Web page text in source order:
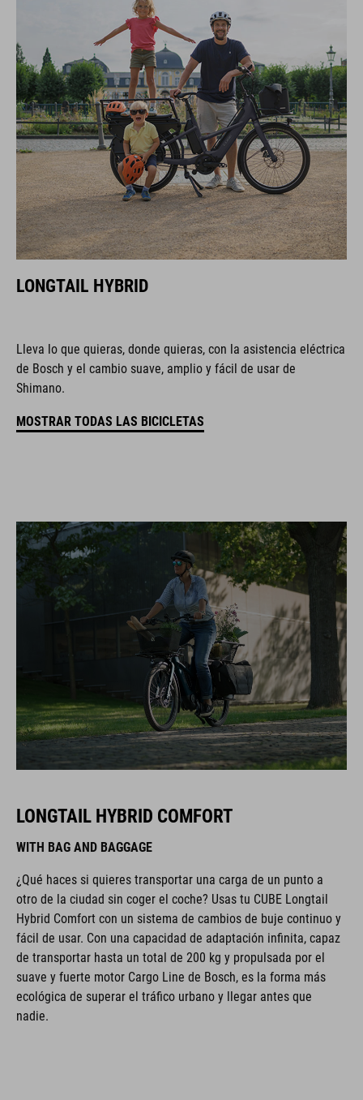
LONGTAIL HYBRID
Lleva lo que quieras, donde quieras, con la asistencia eléctrica
de Bosch y el cambio suave, amplio y fácil de usar de
Shimano.
MOSTRAR TODAS LAS BICICLETAS
LONGTAIL HYBRID COMFORT
WITH BAG AND BAGGAGE
¿Qué haces si quieres transportar una carga de un punto a
otro de la ciudad sin coger el coche? Usas tu CUBE Longtail
Hybrid Comfort con un sistema de cambios de buje continuo y
fácil de usar. Con una capacidad de adaptación infinita, capaz
de transportar hasta un total de 200 kg y propulsada por el
suave y fuerte motor Cargo Line de Bosch, es la forma más
ecológica de superar el tráfico urbano y llegar antes que
nadie.